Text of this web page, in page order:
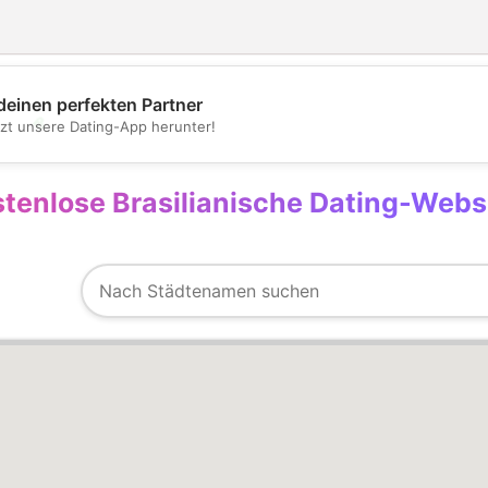
💖
💕
perfekten Partner
unsere Dating-App herunter!
Brasilianische Dating-